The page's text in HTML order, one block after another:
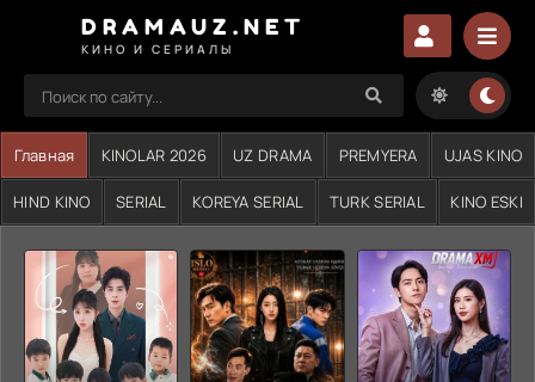
DRAMAUZ.NET
КИНО И СЕРИАЛЫ
Главная KINOLAR 2026 UZ DRAMA PREMYERA UJAS KINO
HIND KINO SERIAL KOREYA SERIAL TURK SERIAL KINO ESKI